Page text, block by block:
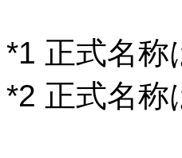
*1 正式名称
*2 正式名称